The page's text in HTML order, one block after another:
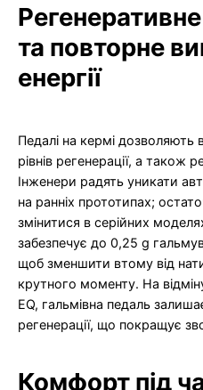
та повторне
енергії
Педалі на кермі дозволяють
рівнів регенерації, а також
Інженери радять уникати
на ранніх прототипах;
змінитися в серійних
забезпечує до 0,25 g
щоб зменшити втому від
крутного моменту. На
EQ, гальмівна педаль
регенерації, що покращує
Комфорт під